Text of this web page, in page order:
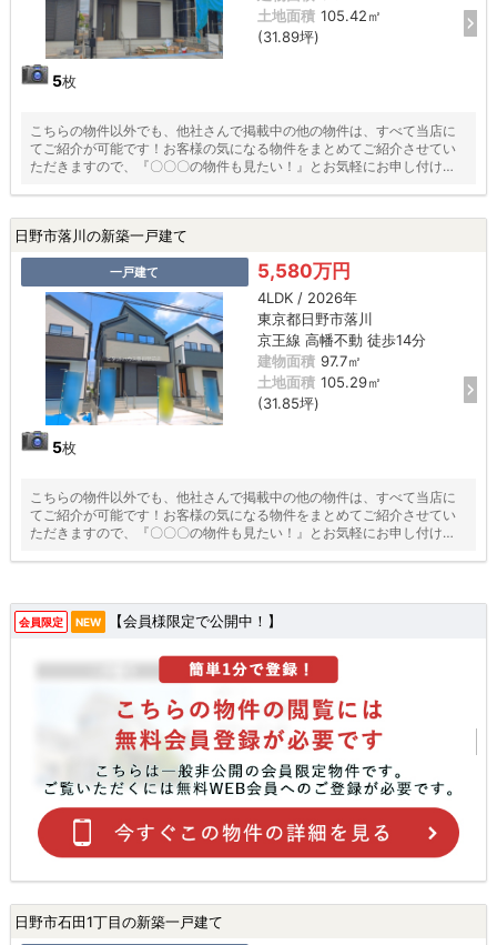
5枚
土地面積 105.42㎡
(31.89坪)
こちらの物件以外でも、他社さんで掲載中の他の物件は、すべて当店に
てご紹介が可能です！お客様の気になる物件をまとめてご紹介させてい
ただきますので、『〇〇〇の物件も見たい！』とお気軽にお申し付けく
日野市落川の新築一戸建て
一戸建て
5枚
5,580万円
4LDK / 2026年
東京都日野市落川
京王線 高幡不動 徒歩14分
建物面積 97.7㎡
土地面積 105.29㎡
(31.85坪)
こちらの物件以外でも、他社さんで掲載中の他の物件は、すべて当店に
てご紹介が可能です！お客様の気になる物件をまとめてご紹介させてい
ただきますので、『〇〇〇の物件も見たい！』とお気軽にお申し付けく
会員限定 NEW 【会員様限定で公開中！】
日野市石田1丁目の新築一戸建て